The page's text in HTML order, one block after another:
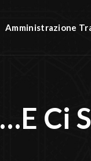
Amministrazione
Ci